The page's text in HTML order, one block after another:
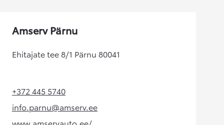
Amserv Pärnu
Ehitajate tee 8/1 Pärnu 80041
+372 445 5740(Opens in new tab)
info.parnu@amserv.ee
(Opens in new tab)